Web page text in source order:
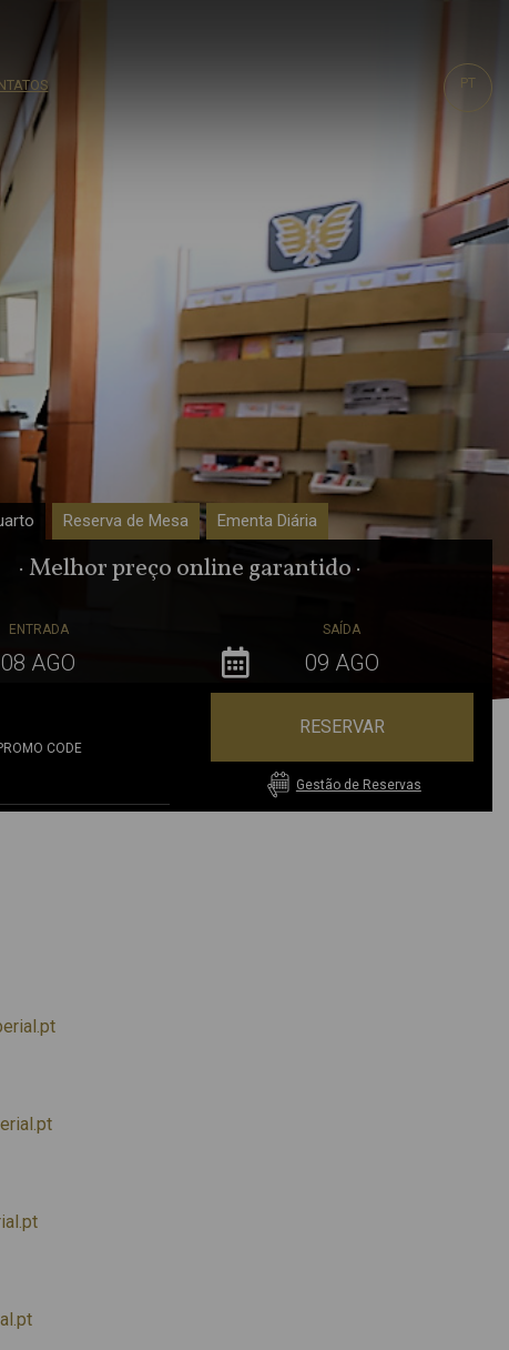
PT
Reserva de Mesa Ementa Diária
· Melhor preço online garantido ·
ENTRADA SAÍDA
CODE
RESERVAR
Gestão de Reservas